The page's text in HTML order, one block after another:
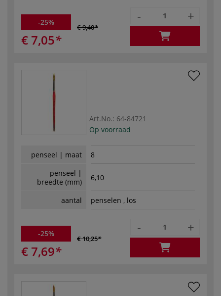
-25%
€ 9,40
€ 7,05
- +
Art.No.: 64-84721
Op voorraad
penseel | maat
8
penseel |
breedte (mm)
6,10
aantal penselen , los
-25%
€ 10,25
€ 7,69
- +